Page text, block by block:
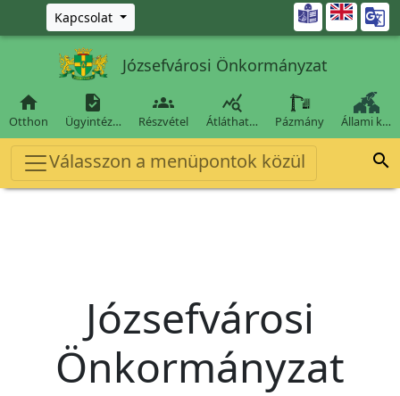
Ugrás a fő tartalomra
Kapcsolat 
Józsefvárosi Önkormányzat

Otthon

Ügyintéz…

Részvétel

Átláthat… Pázmány Állami k…
Válasszon a menüpontok közül 
Józsefvárosi
Önkormányzat